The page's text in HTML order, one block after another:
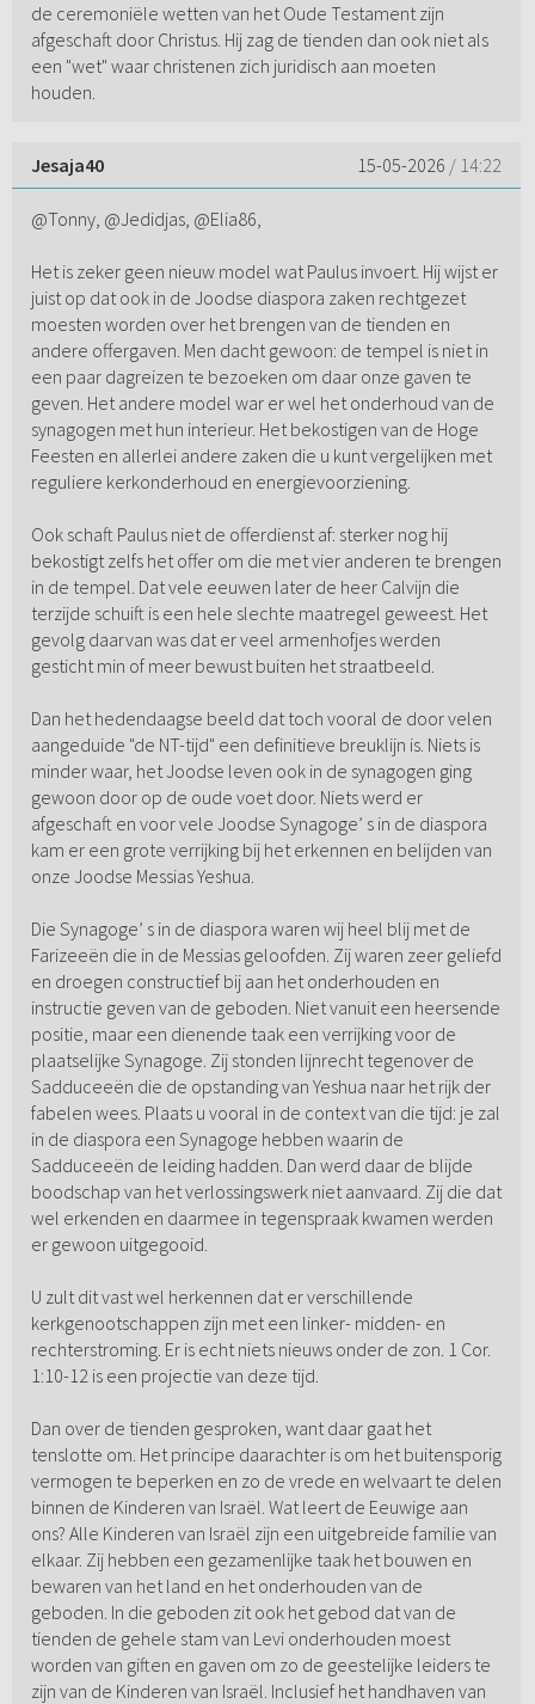
de ceremoniële wetten van het Oude Testament zijn
afgeschaft door Christus. Hij zag de tienden dan ook niet als
een "wet" waar christenen zich juridisch aan moeten
houden.
Jesaja40 15-05-2026 / 14:22
@Tonny, @Jedidjas, @Elia86,
Het is zeker geen nieuw model wat Paulus invoert. Hij wijst er
juist op dat ook in de Joodse diaspora zaken rechtgezet
moesten worden over het brengen van de tienden en
andere offergaven. Men dacht gewoon: de tempel is niet in
een paar dagreizen te bezoeken om daar onze gaven te
geven. Het andere model war er wel het onderhoud van de
synagogen met hun interieur. Het bekostigen van de Hoge
Feesten en allerlei andere zaken die u kunt vergelijken met
reguliere kerkonderhoud en energievoorziening.
Ook schaft Paulus niet de offerdienst af: sterker nog hij
bekostigt zelfs het offer om die met vier anderen te brengen
in de tempel. Dat vele eeuwen later de heer Calvijn die
terzijde schuift is een hele slechte maatregel geweest. Het
gevolg daarvan was dat er veel armenhofjes werden
gesticht min of meer bewust buiten het straatbeeld.
Dan het hedendaagse beeld dat toch vooral de door velen
aangeduide "de NT-tijd" een definitieve breuklijn is. Niets is
minder waar, het Joodse leven ook in de synagogen ging
gewoon door op de oude voet door. Niets werd er
afgeschaft en voor vele Joodse Synagoge’ s in de diaspora
kam er een grote verrijking bij het erkennen en belijden van
onze Joodse Messias Yeshua.
Die Synagoge’ s in de diaspora waren wij heel blij met de
Farizeeën die in de Messias geloofden. Zij waren zeer geliefd
en droegen constructief bij aan het onderhouden en
instructie geven van de geboden. Niet vanuit een heersende
positie, maar een dienende taak een verrijking voor de
plaatselijke Synagoge. Zij stonden lijnrecht tegenover de
Sadduceeën die de opstanding van Yeshua naar het rijk der
fabelen wees. Plaats u vooral in de context van die tijd: je zal
in de diaspora een Synagoge hebben waarin de
Sadduceeën de leiding hadden. Dan werd daar de blijde
boodschap van het verlossingswerk niet aanvaard. Zij die dat
wel erkenden en daarmee in tegenspraak kwamen werden
er gewoon uitgegooid.
U zult dit vast wel herkennen dat er verschillende
kerkgenootschappen zijn met een linker- midden- en
rechterstroming. Er is echt niets nieuws onder de zon. 1 Cor.
1:10-12 is een projectie van deze tijd.
Dan over de tienden gesproken, want daar gaat het
tenslotte om. Het principe daarachter is om het buitensporig
vermogen te beperken en zo de vrede en welvaart te delen
binnen de Kinderen van Israël. Wat leert de Eeuwige aan
ons? Alle Kinderen van Israël zijn een uitgebreide familie van
elkaar. Zij hebben een gezamenlijke taak het bouwen en
bewaren van het land en het onderhouden van de
geboden. In die geboden zit ook het gebod dat van de
tienden de gehele stam van Levi onderhouden moest
worden van giften en gaven om zo de geestelijke leiders te
zijn van de Kinderen van Israël. Inclusief het handhaven van